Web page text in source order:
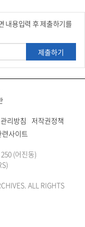
내용입력 후 제출하기를
제출하기
리방침
저작권정책
련사이트
(어진동)
ALL RIGHTS